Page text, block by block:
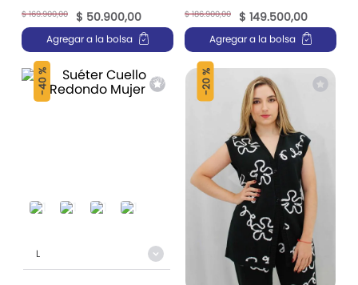
$ 169.900,00 $ 50.900,00
Agregar a la bolsa
$ 186.900,00 $ 149.500,00
Agregar a la bolsa
-
40 %
L
-
20 %